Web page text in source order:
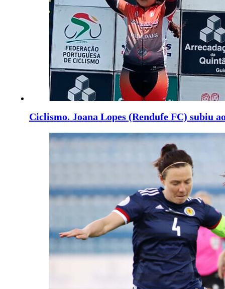
Ciclismo. Joana Lopes (Rendufe FC) subiu